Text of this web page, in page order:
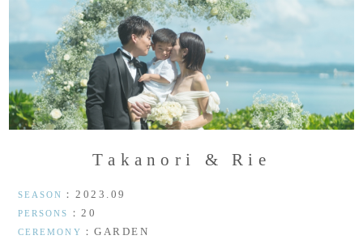
Ta k ano r i & Ri e
SEASON ：2023.09
PERSONS ：20
CEREMONY ：GARDEN